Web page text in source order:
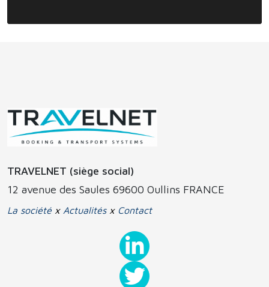
TRAVELNET (siège social)
12 avenue des Saules 69600 Oullins FRANCE
La société x Actualitésx Contact